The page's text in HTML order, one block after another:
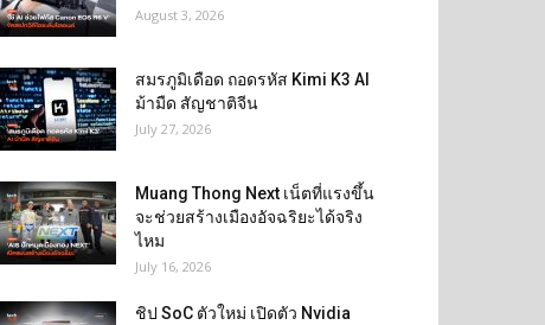
August 3, 2026
สมรภูมิเดือด ถอดรหัส Kimi K3 AI
ม้ามืด สัญชาติจีน
July 27, 2026
Muang Thong Next เน็ตที่แรงขึ้น
จะช่วยสร้างเมืองอัจฉริยะได้จริง
ไหม
July 16, 2026
ชิป SoC ตัวใหม่ เปิดตัว Nvidia